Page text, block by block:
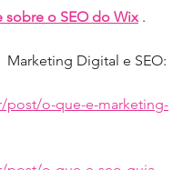
sobre o SEO do Wix .
Marketing Digital e SEO:
post/o-que-e-marketing-